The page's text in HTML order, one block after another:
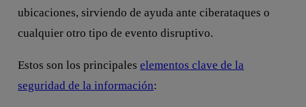
ubicaciones, sirviendo de ayuda ante ciberataques o
cualquier otro tipo de evento disruptivo.
Estos son los principales elementos clave de la
seguridad de la información: